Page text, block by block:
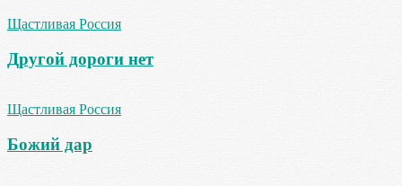
Щастливая Россия
Другой дороги нет
Щастливая Россия
Божий дар